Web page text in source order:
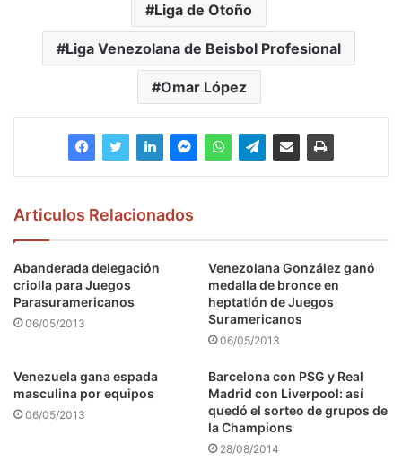
Liga de Otoño
Liga Venezolana de Beisbol Profesional
Omar López
Articulos Relacionados
Abanderada delegación
criolla para Juegos
Parasuramericanos
06/05/2013
Venezolana González ganó
medalla de bronce en
heptatlón de Juegos
Suramericanos
06/05/2013
Venezuela gana espada
masculina por equipos
06/05/2013
Barcelona con PSG y Real
Madrid con Liverpool: así
quedó el sorteo de grupos de
la Champions
28/08/2014